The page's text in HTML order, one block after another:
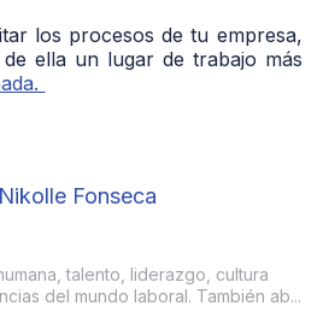
los procesos de tu empresa,
ella un lugar de trabajo más
Fonseca
talento, liderazgo, cultura
del mundo laboral. También ab...